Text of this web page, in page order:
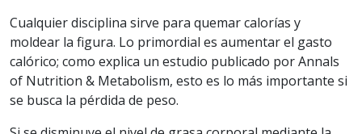
Cualquier disciplina sirve para quemar calorías y
moldear la figura. Lo primordial es aumentar el gasto
calórico; como explica un estudio publicado por Annals
of Nutrition & Metabolism, esto es lo más importante si
se busca la pérdida de peso.